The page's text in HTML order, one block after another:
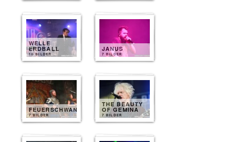
WELLE
ERDBALL
10 BILDER
JANUS
7 BILDER
FEUERSCHWANZ
7 BILDER
THE BEAUTY
OF GEMINA
7 BILDER